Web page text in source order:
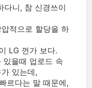
다니, 참 신경쓰이
적으로 할당을 하
LG 껀가 보다.
있을때 업로드 속
있는데,
르다는 말 때문에,